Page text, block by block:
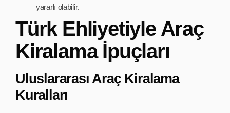
yararlı olabilir.
Türk Ehliyetiyle Araç
Kiralama İpuçları
Uluslararası Araç Kiralama
Kuralları